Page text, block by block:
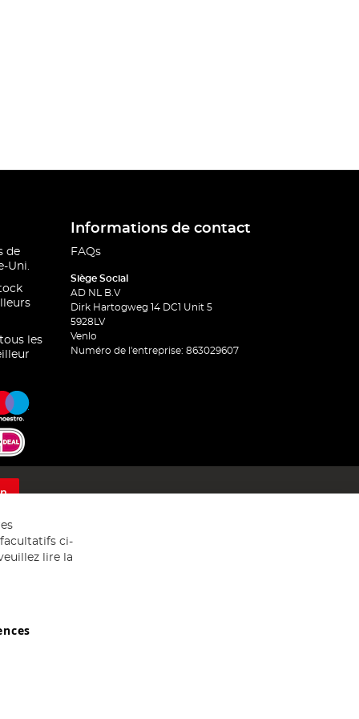
de
Uni.
les
Informations de contact
FAQs
Siège Social
AD NL B.V
Dirk Hartogweg 14 DC1 Unit 5
5928LV
Venlo
Numéro de l'entreprise: 863029607
facultatifs ci-
lire la